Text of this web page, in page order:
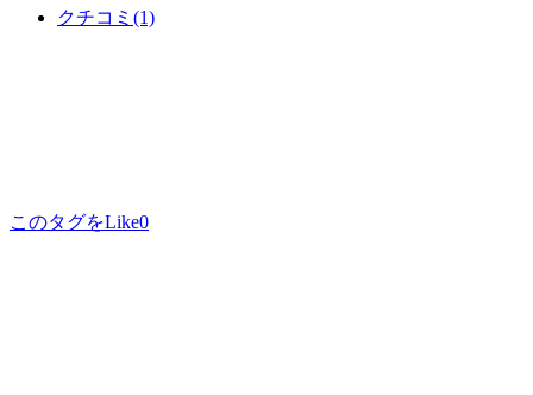
クチコミ (1)
このタグをLike0